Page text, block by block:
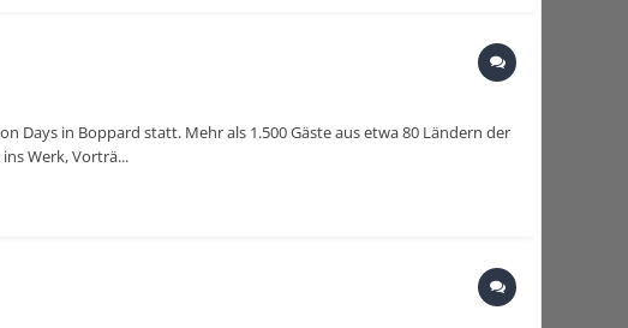
Days in Boppard statt. Mehr als 1.500 Gäste aus etwa 80 Ländern der
Werk, Vorträ...